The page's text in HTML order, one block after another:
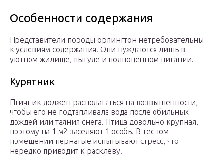
Особенности содержания
Представители породы орпингтон нетребовательны
к условиям содержания. Они нуждаются лишь в
уютном жилище, выгуле и полноценном питании.
Курятник
Птичник должен располагаться на возвышенности,
чтобы его не подтапливала вода после обильных
дождей или таяния снега. Птица довольно крупная,
поэтому на 1 м2 заселяют 1 особь. В тесном
помещении пернатые испытывают стресс, что
нередко приводит к расклёву.